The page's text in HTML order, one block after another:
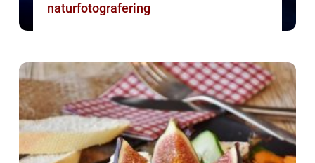
naturfotografering